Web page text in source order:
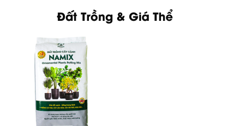
Đất Trồng & Giá Thể